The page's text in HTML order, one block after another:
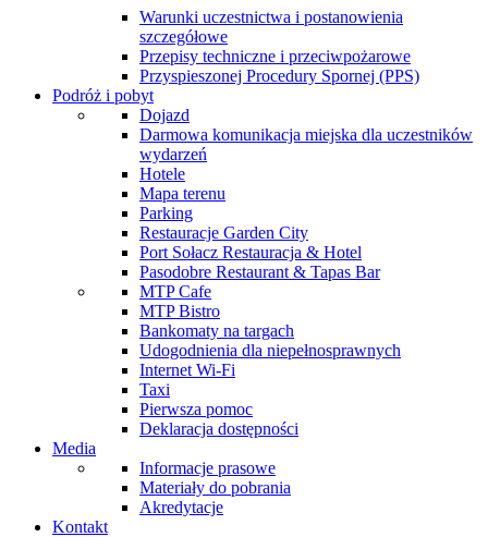
Warunki uczestnictwa i postanowienia
szczegółowe
Przepisy techniczne i przeciwpożarowe
Przyspieszonej Procedury Spornej (PPS)
Podróż i pobyt
Dojazd
Darmowa komunikacja miejska dla uczestników
wydarzeń
Hotele
Mapa terenu
Parking
Restauracje Garden City
Port Sołacz Restauracja & Hotel
Pasodobre Restaurant & Tapas Bar
MTP Cafe
MTP Bistro
Bankomaty na targach
Udogodnienia dla niepełnosprawnych
Internet Wi-Fi
Taxi
Pierwsza pomoc
Deklaracja dostępności
Media
Informacje prasowe
Materiały do pobrania
Akredytacje
Kontakt